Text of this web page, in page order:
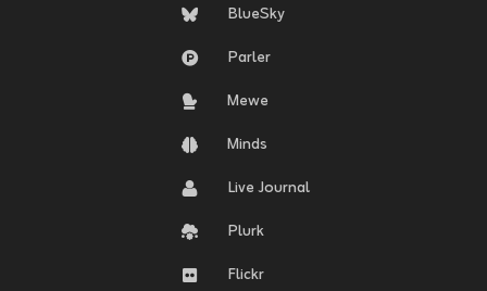
BlueSky
Parler
Mewe
Minds
Live Journal
Plurk
Flickr